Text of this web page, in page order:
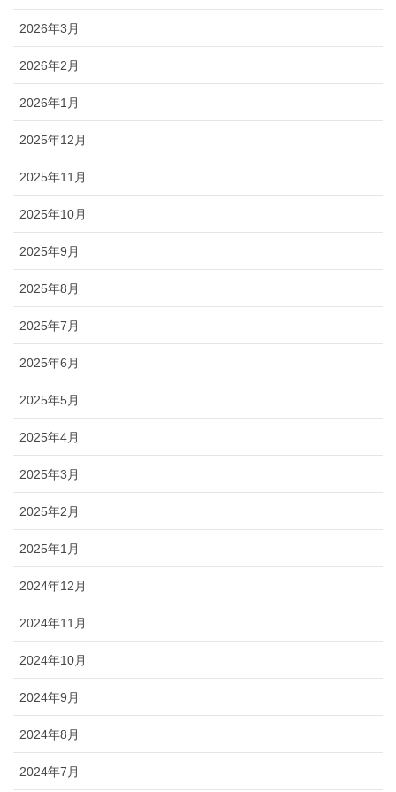
2026年3月
2026年2月
2026年1月
2025年12月
2025年11月
2025年10月
2025年9月
2025年8月
2025年7月
2025年6月
2025年5月
2025年4月
2025年3月
2025年2月
2025年1月
2024年12月
2024年11月
2024年10月
2024年9月
2024年8月
2024年7月